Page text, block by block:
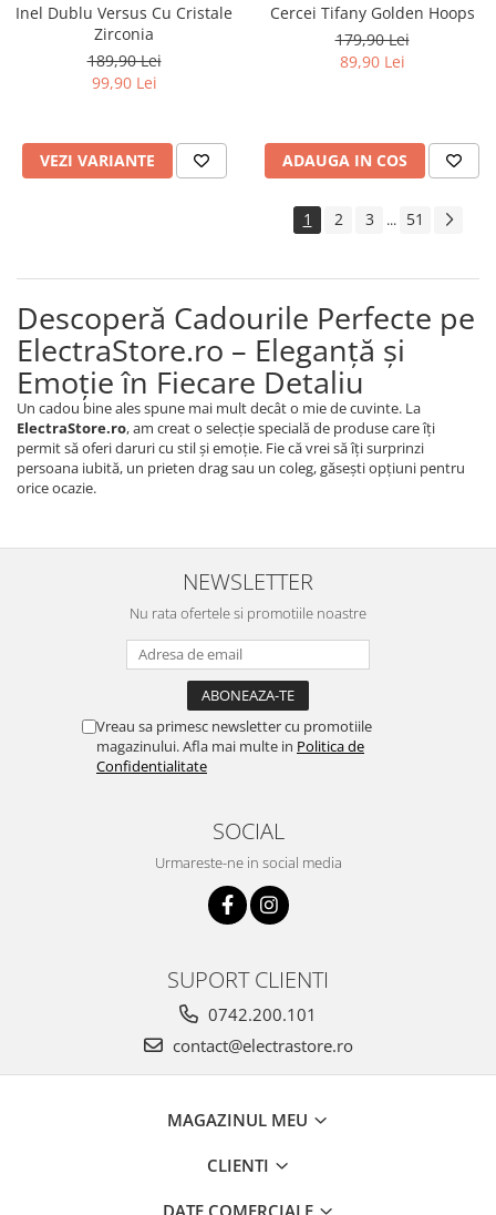
Inel Dublu Versus Cu Cristale
Zirconia
189,90 Lei
99,90 Lei
VEZI VARIANTE
Cercei Tifany Golden Hoops
179,90 Lei
89,90 Lei
ADAUGA IN COS
1 2 3 ... 51
Descoperă Cadourile Perfecte pe
ElectraStore.ro – Eleganță și
Emoție în Fiecare Detaliu
Un cadou bine ales spune mai mult decât o mie de cuvinte. La
ElectraStore.ro, am creat o selecție specială de produse care îți
permit să oferi daruri cu stil și emoție. Fie că vrei să îți surprinzi
persoana iubită, un prieten drag sau un coleg, găsești opțiuni pentru
orice ocazie.
NEWSLETTER
Nu rata ofertele si promotiile noastre
Vreau sa primesc newsletter cu promotiile
magazinului. Afla mai multe in Politica de
Confidentialitate
SOCIAL
Urmareste-ne in social media
SUPORT CLIENTI
0742.200.101
contact@electrastore.ro
MAGAZINUL MEU
CLIENTI
DATE COMERCIALE